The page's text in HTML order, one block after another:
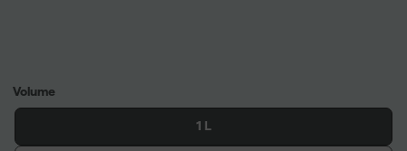
Volume
1 L